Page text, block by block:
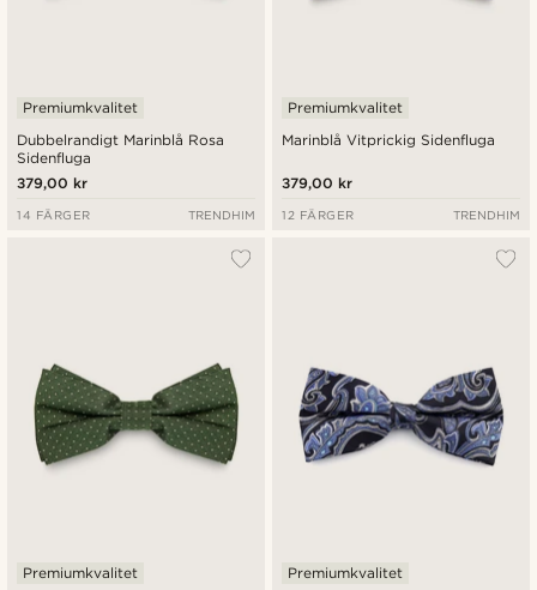
Dubbelrandigt Marinblå Rosa
Sidenfluga
Premiumkvalitet
379,00 kr
14 FÄRGER TRENDHIM
Marinblå Vitprickig Sidenfluga
Premiumkvalitet
379,00 kr
12 FÄRGER TRENDHIM
Premiumkvalitet Premiumkvalitet